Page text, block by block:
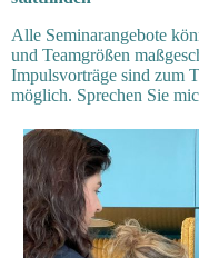
Alle Seminarangebote
und Teamgrößen
Impulsvorträge sind zum
möglich. Sprechen Sie